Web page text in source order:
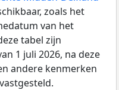
zoals het
van het
tabel zijn
1 juli 2026, na deze
andere kenmerken